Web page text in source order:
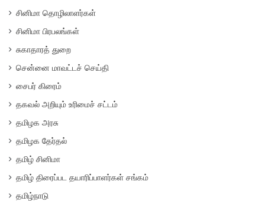
சினிமா தொழிலாளர்கள்
சினிமா பிரபலங்கள்
சுகாதாரத் துறை
சென்னை மாவட்டச் செய்தி
சைபர் கிரைம்
தகவல் அறியும் உரிமைச் சட்டம்
தமிழக அரசு
தமிழக தேர்தல்
தமிழ் சினிமா
தமிழ் திரைப்பட தயாரிப்பாளர்கள் சங்கம்
தமிழ்நாடு